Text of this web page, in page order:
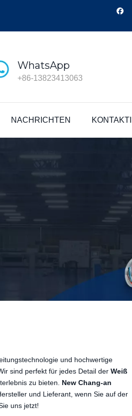
WhatsApp
+86-13823413063
NACHRICHTEN
und hochwertige
sind perfekt für jedes Detail der Weiß
zu bieten. New Chang-an
und Lieferant, wenn Sie auf der
uns jetzt!